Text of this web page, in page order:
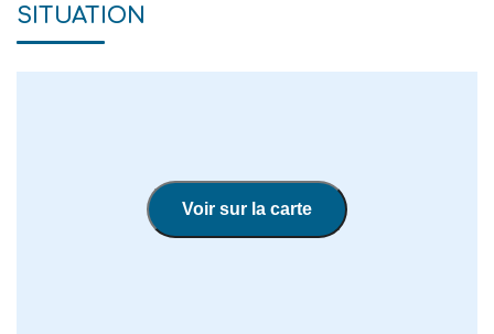
SITUATION
Voir sur la carte